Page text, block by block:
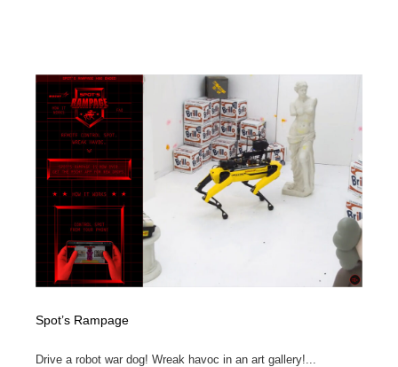
Spot’s Rampage
Drive a robot war dog! Wreak havoc in an art gallery!...